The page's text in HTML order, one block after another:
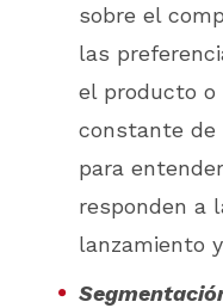
sobre el
las
el producto o
constante de
para
responden a
lanzamiento